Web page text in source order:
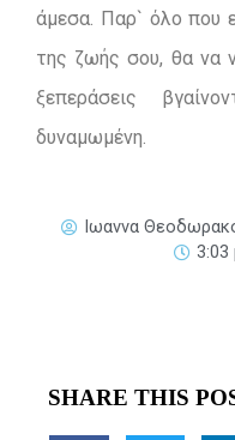
άμεσα. Παρ` όλο που
της ζωής σου, θα να
ξεπεράσεις
δυναμωμένη.
Ιωαννα
3:03
SHARE THIS